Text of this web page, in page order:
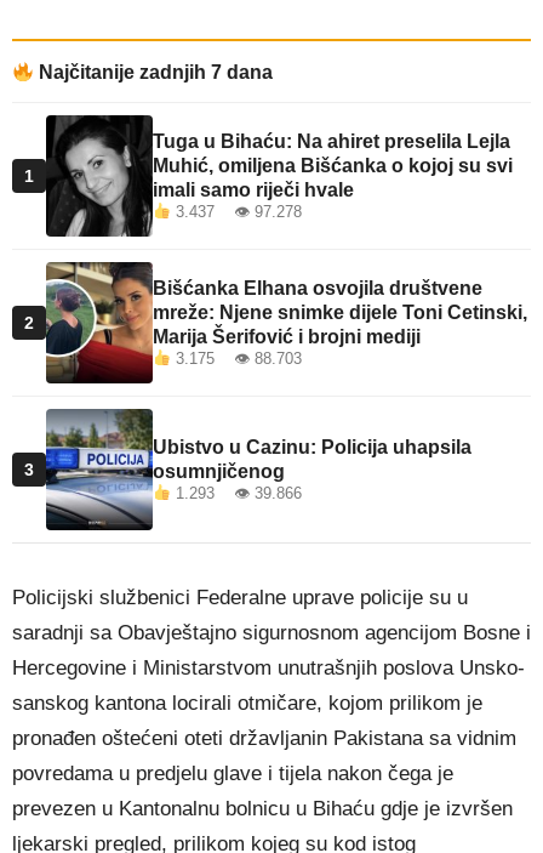
Najčitanije zadnjih 7 dana
1
Tuga u Bihaću: Na ahiret preselila Lejla
Muhić, omiljena Bišćanka o kojoj su svi
imali samo riječi hvale
3.437 👁 97.278
2
Bišćanka Elhana osvojila društvene
mreže: Njene snimke dijele Toni Cetinski,
Marija Šerifović i brojni mediji
3.175 👁 88.703
3
Ubistvo u Cazinu: Policija uhapsila
osumnjičenog
1.293 👁 39.866
Policijski službenici Federalne uprave policije su u
saradnji sa Obavještajno sigurnosnom agencijom Bosne i
Hercegovine i Ministarstvom unutrašnjih poslova Unsko-
sanskog kantona locirali otmičare, kojom prilikom je
pronađen oštećeni oteti državljanin Pakistana sa vidnim
povredama u predjelu glave i tijela nakon čega je
prevezen u Kantonalnu bolnicu u Bihaću gdje je izvršen
ljekarski pregled, prilikom kojeg su kod istog